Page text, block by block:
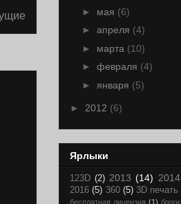
► мая (6)
► апреля (4)
► марта (10)
► февраля (4)
► января (5)
► 2012 (6)
Ярлыки
123D (2) 2013 (14) 2014
2016 (5) 360 (5) 3D печать
бесплатная лицензия (1) блоги